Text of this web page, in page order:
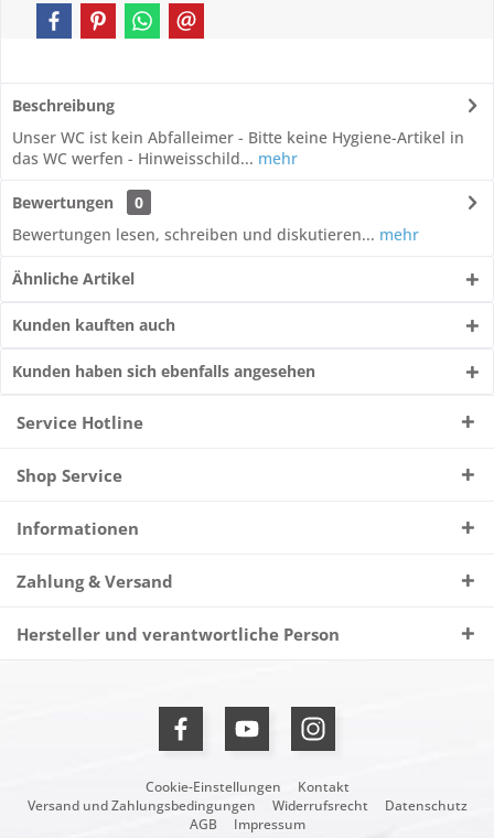
Beschreibung
Unser WC ist kein Abfalleimer - Bitte keine Hygiene-Artikel in
das WC werfen - Hinweisschild... mehr
Bewertungen
0
Bewertungen lesen, schreiben und diskutieren... mehr
Ähnliche Artikel
Kunden kauften auch
Kunden haben sich ebenfalls angesehen
Service Hotline
Shop Service
Informationen
Zahlung & Versand
Hersteller und verantwortliche Person
Cookie-Einstellungen
Kontakt
Versand und Zahlungsbedingungen
Widerrufsrecht
Datenschutz
AGB
Impressum